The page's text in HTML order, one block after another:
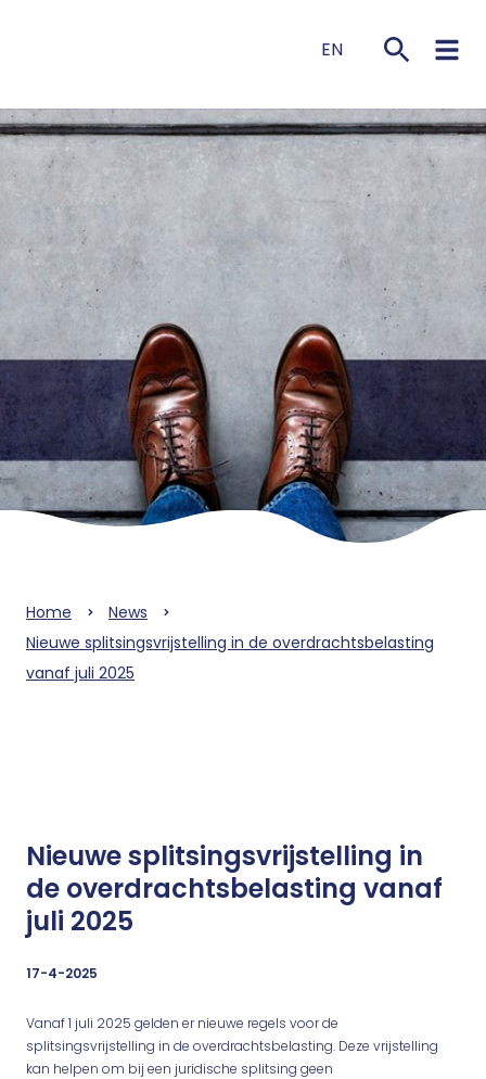
EN
Home
News
Nieuwe splitsingsvrijstelling in de overdrachtsbelasting
vanaf juli 2025
Nieuwe splitsingsvrijstelling in
de overdrachtsbelasting vanaf
juli 2025
17-4-2025
Vanaf 1 juli 2025 gelden er nieuwe regels voor de
splitsingsvrijstelling in de overdrachtsbelasting. Deze vrijstelling
kan helpen om bij een juridische splitsing geen